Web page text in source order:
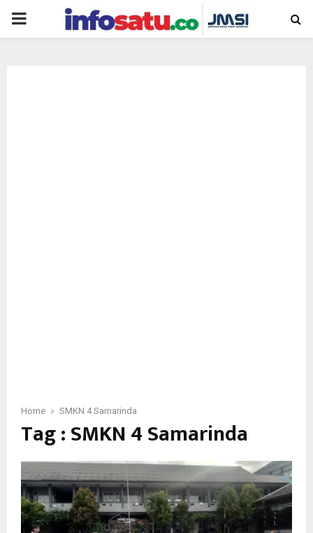
PRIMARY
Home SMKN 4 Samarinda
Tag : SMKN 4 Samarinda